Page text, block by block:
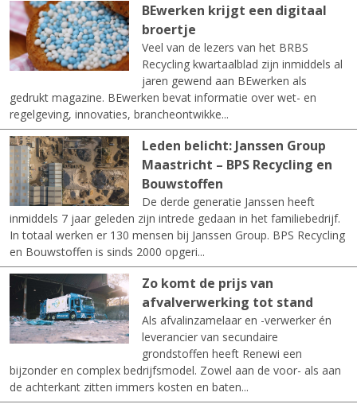
BEwerken krijgt een digitaal
broertje
Veel van de lezers van het BRBS
Recycling kwartaalblad zijn inmiddels al
jaren gewend aan BEwerken als
gedrukt magazine. BEwerken bevat informatie over wet- en
regelgeving, innovaties, brancheontwikke...
Leden belicht: Janssen Group
Maastricht – BPS Recycling en
Bouwstoffen
De derde generatie Janssen heeft
inmiddels 7 jaar geleden zijn intrede gedaan in het familiebedrijf.
In totaal werken er 130 mensen bij Janssen Group. BPS Recycling
en Bouwstoffen is sinds 2000 opgeri...
Zo komt de prijs van
afvalverwerking tot stand
Als afvalinzamelaar en -verwerker én
leverancier van secundaire
grondstoffen heeft Renewi een
bijzonder en complex bedrijfsmodel. Zowel aan de voor- als aan
de achterkant zitten immers kosten en baten...